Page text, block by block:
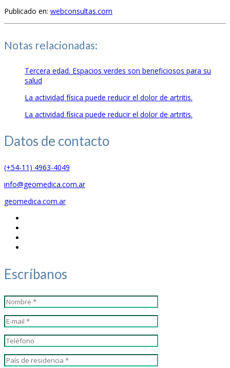
Publicado en: webconsultas.com
Notas relacionadas:
Tercera edad. Espacios verdes son beneficiosos para su
salud
La actividad física puede reducir el dolor de artritis.
La actividad física puede reducir el dolor de artritis.
Datos de contacto
(+54-11) 4963-4049
info@geomedica.com.ar
geomedica.com.ar
Escríbanos